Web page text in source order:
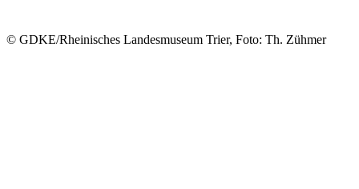
© GDKE/Rheinisches Landesmuseum Trier, Foto: Th. Zühmer